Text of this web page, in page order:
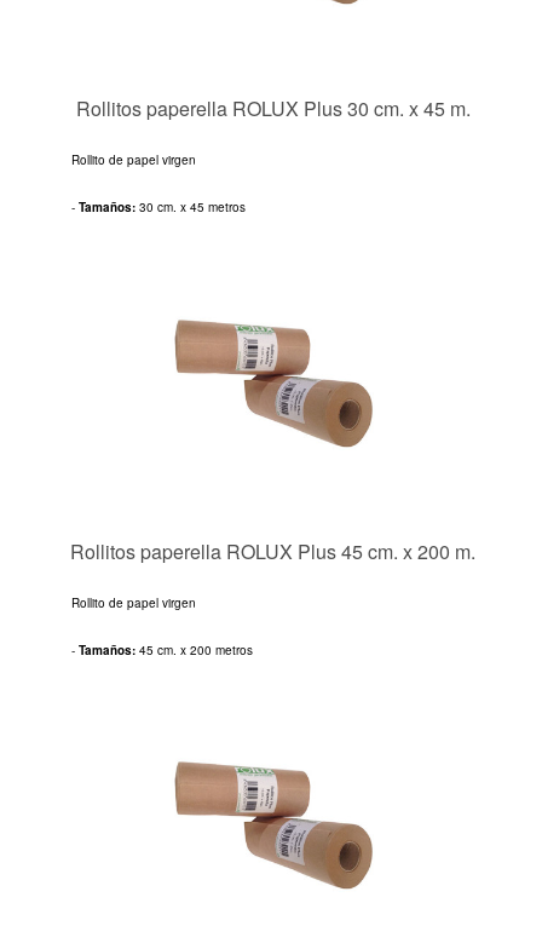
Rollitos paperella ROLUX Plus 30 cm. x 45 m.
Rollito de papel virgen
- Tamaños: 30 cm. x 45 metros
Rollitos paperella ROLUX Plus 45 cm. x 200 m.
Rollito de papel virgen
- Tamaños: 45 cm. x 200 metros